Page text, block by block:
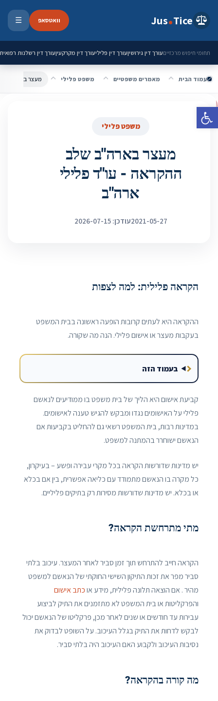
פתח סרגל נגישות
Jus Tice וואטסאפ ☰
תחומי חיפוש מרכזייםעורך דין גירושיןעורך דין פליליעורך דין מקרקעיןעורך דין רשלנות רפואית
עמוד הבית מאמרים משפטיים משפט פלילי מעצר בארה"ב
משפט פלילי
מעצר בארה"ב שלב
ההקראה - עו"ד פלילי
ארה"ב
2021-05-27עודכן: 2026-07-15
הקראה פלילית: למה לצפות
ההקראה היא לעתים קרובות הופעה ראשונה בבית המשפט
בעקבות מעצר או אישום פלילי. הנה מה שקורה.
בעמוד הזה
קביעת אישום היא הליך של בית משפט בו ממודיעים לנאשם
פלילי על האישומים נגדו ומבקש להגיש טענה לאישומים.
במדינות רבות, בית המשפט רשאי גם להחליט בקביעות אם
הנאשם ישוחרר בהמתנה למשפט.
יש מדינות שדורשות הקראה בכל מקרי עבירה ופשע – בעיקרון,
כל מקרה בו הנאשם מתמודד עם כליאה אפשרית, בין אם בכלא
או בכלא. יש מדינות שדורשות מסירות רק בתיקים פליליים.
מתי מתרחשת הקראה?
הקראה חייב להתרחש תוך זמן סביר לאחר המעצר. עיכוב בלתי
סביר מפר את זכות התיקון השישי החוקתי של הנאשם למשפט
מהיר . אם הוצאה תלונה פלילית, מידע אוכתב אישום
והפרקליטות או בית המשפט לא מתזמנים את התיק לביצוע
עבירות עד חודשים או שנים לאחר מכן, פרקליטו של הנאשם יכול
לבקש לדחות את התיק בגלל העיכוב. על השופט לבדוק את
נסיבות העיכוב ולקבוע האם העיכוב היה בלתי סביר.
מה קורה בהקראה?